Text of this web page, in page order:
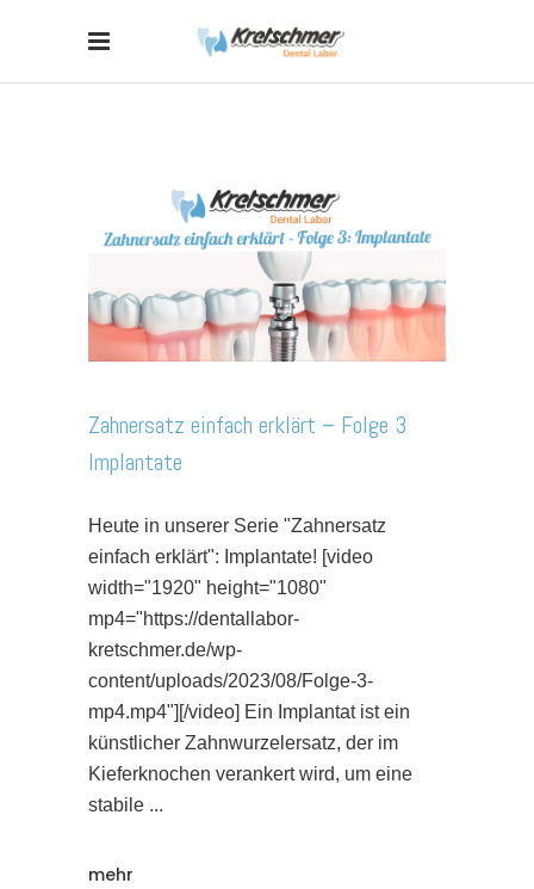
Zahnersatz einfach erklärt – Folge 3
Implantate
Heute in unserer Serie "Zahnersatz
einfach erklärt": Implantate! [video
width="1920" height="1080"
mp4="https://dentallabor-
kretschmer.de/wp-
content/uploads/2023/08/Folge-3-
mp4.mp4"][/video] Ein Implantat ist ein
künstlicher Zahnwurzelersatz, der im
Kieferknochen verankert wird, um eine
stabile
mehr